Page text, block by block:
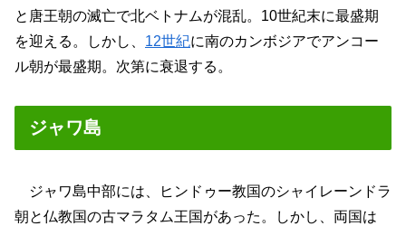
と唐王朝の滅亡で北ベトナムが混乱。10世紀末に最盛期
を迎える。しかし、 12世紀に南のカンボジアでアンコー
ル朝が最盛期。次第に衰退する。
ジャワ島
ジャワ島中部には、ヒンドゥー教国のシャイレーンドラ
朝と仏教国の古マラタム王国があった。しかし、両国は